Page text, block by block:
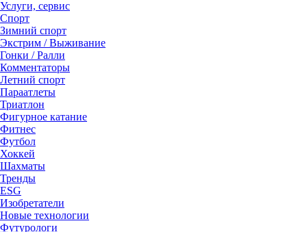
Услуги, сервис
Спорт
Зимний спорт
Экстрим / Выживание
Гонки / Ралли
Комментаторы
Летний спорт
Параатлеты
Триатлон
Фигурное катание
Фитнес
Футбол
Хоккей
Шахматы
Тренды
ESG
Изобретатели
Новые технологии
Футурологи